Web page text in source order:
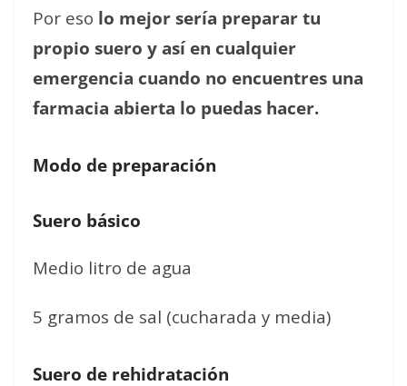
Por eso lo mejor sería preparar tu
propio suero y así en cualquier
emergencia cuando no encuentres una
farmacia abierta lo puedas hacer.
Modo de preparación
Suero básico
Medio litro de agua
5 gramos de sal (cucharada y media)
Suero de rehidratación